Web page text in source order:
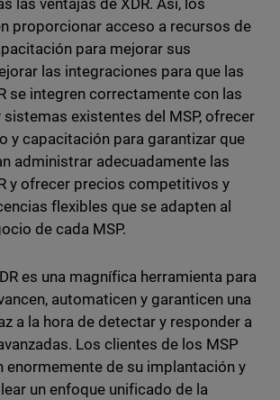
las ventajas de XDR. Así, los
proporcionar acceso a recursos de
para mejorar sus
las integraciones para que las
se integren correctamente con las
sistemas existentes del MSP, ofrecer
y capacitación para garantizar que
administrar adecuadamente las
y ofrecer precios competitivos y
flexibles que se adapten al
de cada MSP.
es una magnífica herramienta para
automaticen y garanticen una
a la hora de detectar y responder a
Los clientes de los MSP
enormemente de su implantación y
un enfoque unificado de la